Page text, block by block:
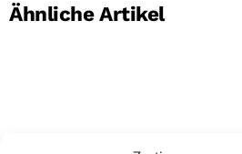
Ähnliche Artikel